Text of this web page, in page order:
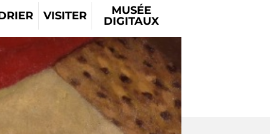
VISITER
MUSÉE
DIGITAUX